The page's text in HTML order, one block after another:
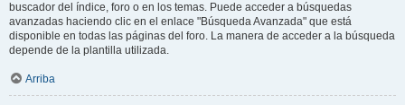
buscador del índice, foro o en los temas. Puede acceder a búsquedas
avanzadas haciendo clic en el enlace "Búsqueda Avanzada" que está
disponible en todas las páginas del foro. La manera de acceder a la búsqueda
depende de la plantilla utilizada.
Arriba